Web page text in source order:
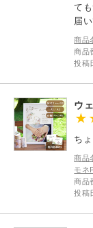
て
届
商品
商品
投稿
ウ
ち
商品
モネ
商品
投稿